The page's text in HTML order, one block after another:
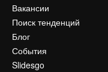
Вакансии
Поиск тенденций
Блог
События
Slidesgo